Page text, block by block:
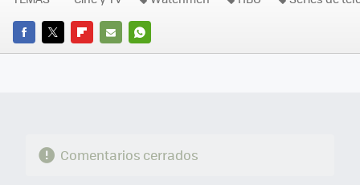
FACEBOOK
TWITTERFLIPBOARD
E-
WHATSAPP
Comentarios cerrados